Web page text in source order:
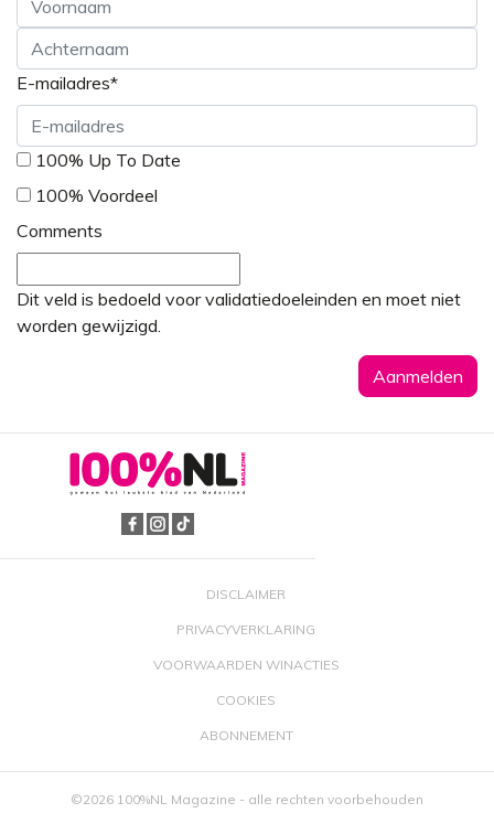
Voornaam
Achternaam
E-mailadres*
* 100% Up To Date
100% Voordeel
Comments
Dit veld is bedoeld voor validatiedoeleinden en moet niet
worden gewijzigd.
DISCLAIMER
PRIVACYVERKLARING
VOORWAARDEN WINACTIES
COOKIES
ABONNEMENT
©2026 100%NL Magazine - alle rechten voorbehouden